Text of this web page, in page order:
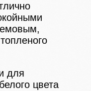
для
цвета